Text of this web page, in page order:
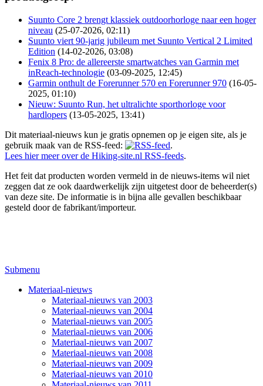
Suunto Core 2 brengt klassiek outdoorhorloge naar een hoger
niveau (25-07-2026, 02:11)
Suunto viert 90-jarig jubileum met Suunto Vertical 2 Limited
Edition (14-02-2026, 03:08)
Fenix 8 Pro: de allereerste smartwatches van Garmin met
inReach-technologie (03-09-2025, 12:45)
Garmin onthult de Forerunner 570 en Forerunner 970 (16-05-
2025, 01:10)
Nieuw: Suunto Run, het ultralichte sporthorloge voor
hardlopers (13-05-2025, 13:41)
Dit materiaal-nieuws kun je gratis opnemen op je eigen site, als je
gebruik maak van de RSS-feed:
.
Lees hier meer over de Hiking-site.nl RSS-feeds.
Het feit dat producten worden vermeld in de nieuws-items wil niet
zeggen dat ze ook daardwerkelijk zijn uitgetest door de beheerder(s)
van deze site. De informatie is in bijna alle gevallen beschikbaar
gesteld door de fabrikant/importeur.
Submenu
Materiaal-nieuws
Materiaal-nieuws van 2003
Materiaal-nieuws van 2004
Materiaal-nieuws van 2005
Materiaal-nieuws van 2006
Materiaal-nieuws van 2007
Materiaal-nieuws van 2008
Materiaal-nieuws van 2009
Materiaal-nieuws van 2010